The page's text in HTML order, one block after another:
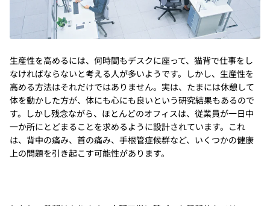
生産性を高めるには、何時間もデスクに座って、猫背で仕事をし
なければならないと考える人が多いようです。しかし、生産性を
高める方法はそれだけではありません。実は、たまには休憩して
体を動かした方が、体にも心にも良いという研究結果もあるので
す。しかし残念ながら、ほとんどのオフィスは、従業員が一日中
一か所にとどまることを求めるように設計されています。これ
は、背中の痛み、首の痛み、手根管症候群など、いくつかの健康
上の問題を引き起こす可能性があります。